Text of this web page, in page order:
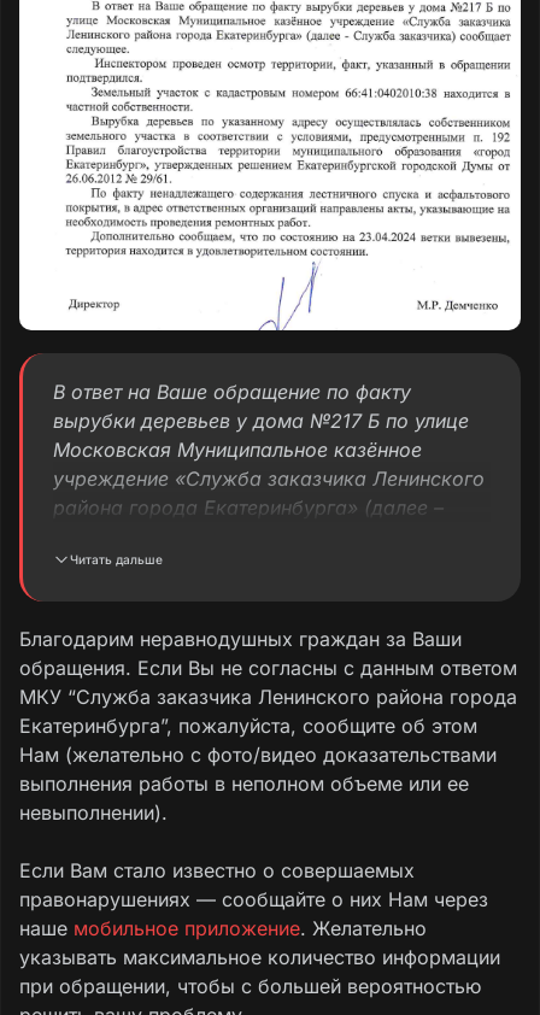
действий не последовало. Просим Вас
помочь и обратить внимание на данный
объект и прилегающую территорию.
В ответ на Ваше обращение по факту
вырубки деревьев у дома №217 Б по улице
Московская Муниципальное казённое
учреждение «Служба заказчика Ленинского
района города Екатеринбурга» (далее –
подтвердился.
Земельный участок с кадастровым номером
66:41:0402010:38 находится в частной
собственности.
Вырубка деревьев
земельного участка в соответствии с
условиями, предусмотренными п. 192
Правил благоустройства территории
муниципального образования «город
Екатеринбург», утвержденных решением
Читать дальше
Благодарим неравнодушных граждан за Ваши
обращения. Если Вы не согласны с данным ответом
МКУ “Служба заказчика Ленинского района города
Екатеринбурга”, пожалуйста, сообщите об этом
Нам (желательно с фото/видео доказательствами
выполнения работы в неполном объеме или ее
невыполнении).
Если Вам стало известно о совершаемых
правонарушениях — сообщайте о них Нам через
наше мобильное приложение. Желательно
указывать максимальное количество информации
при обращении, чтобы с большей вероятностью